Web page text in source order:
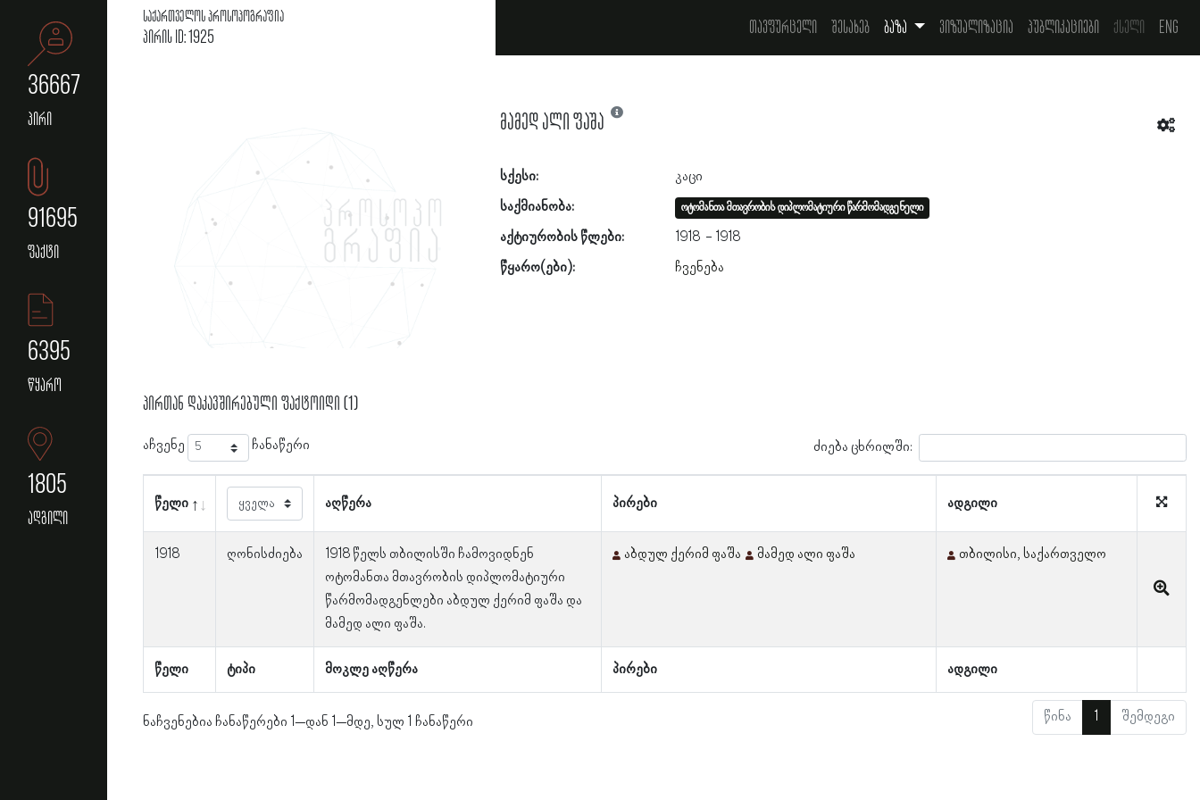
36667
პირი
91695
ფაქტი
6395
წყარო
1805
ადგილი
საქართველოს პროსოპოგრაფია
პირის ID: 1925 თავფურცელი შესახებ ბაზა ვიზუალიზაცია პუბლიკაციები ქსელი Eng
მამედ ალი ფაშა
სქესი:
კაცი
საქმიანობა:
ოტომანთა მთავრობის დიპლომატიური წარმომადგენელი
აქტიურობის წლები: 1918
1918
წყარო(ები):
ჩვენება
პირთან დაკავშირებული ფაქტოიდი (1)
აჩვენე ჩანაწერი ძიება ცხრილში:
წელი აღწერა პირები ადგილი
წელი ტიპი მოკლე აღწერა პირები ადგილი
1918 ღონისძიება
1918 წელს თბილისში ჩამოვიდნენ
ოტომანთა მთავრობის დიპლომატიური
წარმომადგენლები აბდულ ქერიმ ფაშა და
მამედ ალი ფაშა.
აბდულ ქერიმ ფაშა მამედ ალი ფაშა თბილისი, საქართველო
ნაჩვენებია ჩანაწერები 1–დან 1–მდე, სულ 1 ჩანაწერი წინა 1 შემდეგი